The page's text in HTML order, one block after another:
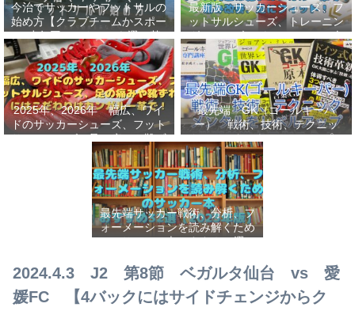
今治でサッカーやフットサルの
始め方【クラブチームかスポー
ツ少年団かスクールを選ぶ基
準】小学生、幼児（年長・年
中）、サッカー
最新版 サッカーシューズ、フ
ットサルシューズ、トレーニン
グシューズのパフォーマンス向
上は軽いカンガルー革で！痛み
改善、足にフィット！
2025年、2026年 幅広、ワイ
ドのサッカーシューズ、フット
サルシューズ、足の痛みや靴ず
れにはこだわりはカンガルー革
で！
最先端 GK（ゴールキーパ
ー） 戦術、技術、テクニッ
ク、メンタルをレベルアップし
世界基準へ 練習メニューなど
選手、指導者おすすめ本 11
選
最先端サッカー戦術、分析、フ
ォーメーションを読み解くため
のサッカー本おすすめ32選
2024.4.3 J2 第8節 ベガルタ仙台 vs 愛
媛FC 【4バックにはサイドチェンジからク